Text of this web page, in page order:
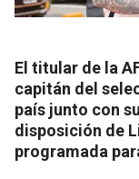
El titular de la
capitán del
país junto con
disposición de
programada